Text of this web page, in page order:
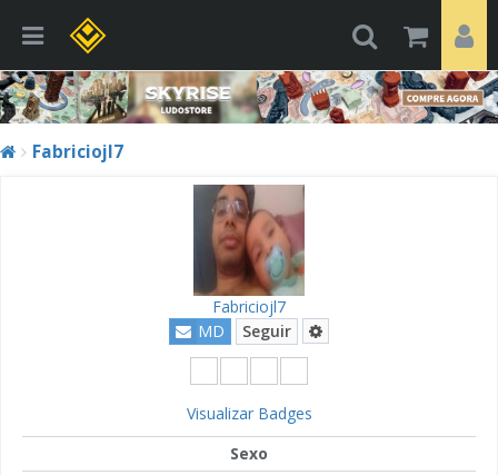
Fabriciojl7
Fabriciojl7
MD
Seguir
Visualizar Badges
Sexo